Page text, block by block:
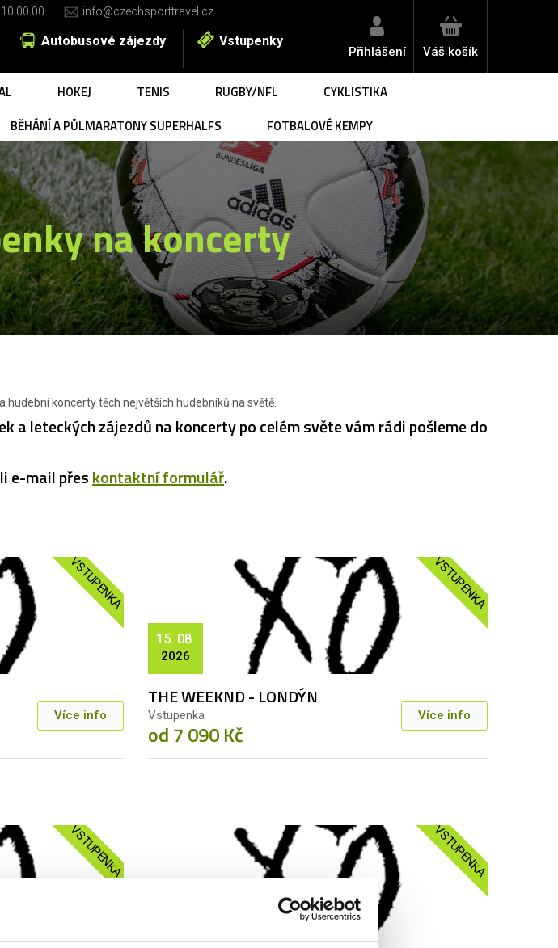
00 00 info@czechsporttravel.cz
Autobusové zájezdy Vstupenky
Přihlášení Váš košík
HOKEJ TENIS RUGBY/NFL
CYKLISTIKA
BĚHÁNÍ A PŮLMARATONY SUPERHALFS FOTBALOVÉ KEMPY
na koncerty
koncerty těch největších hudebníků na světě.
a leteckých zájezdů na koncerty po celém světe vám rádi pošleme do
e-mail přeskontaktní formulář.
VSTUPENKA
Více info
VSTUPENKA
15. 08.
2026
THE WEEKND - LONDÝN
Vstupenka
od 7 090 Kč
Více info
VSTUPENKA VSTUPENKA